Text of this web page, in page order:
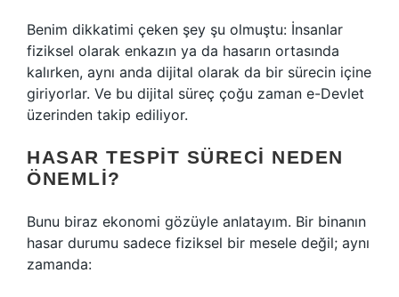
Benim dikkatimi çeken şey şu olmuştu: İnsanlar
fiziksel olarak enkazın ya da hasarın ortasında
kalırken, aynı anda dijital olarak da bir sürecin içine
giriyorlar. Ve bu dijital süreç çoğu zaman e-Devlet
üzerinden takip ediliyor.
HASAR TESPIT SÜRECI NEDEN
ÖNEMLI?
Bunu biraz ekonomi gözüyle anlatayım. Bir binanın
hasar durumu sadece fiziksel bir mesele değil; aynı
zamanda: